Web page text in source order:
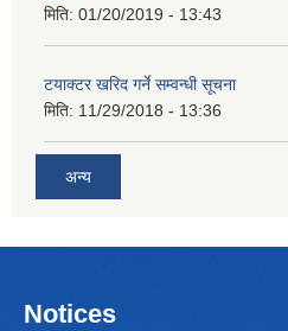
मिति: 01/20/2019 - 13:43
टयाक्टर खरिद गर्ने सम्वन्धी सूचना
मिति: 11/29/2018 - 13:36
अन्य
Notices